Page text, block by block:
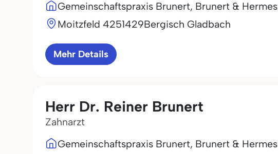
Gemeinschaftspraxis Brunert, Brunert & Hermes
Moitzfeld 4251429Bergisch Gladbach
Mehr Details
Herr Dr. Reiner Brunert
Zahnarzt
Gemeinschaftspraxis Brunert, Brunert & Hermes